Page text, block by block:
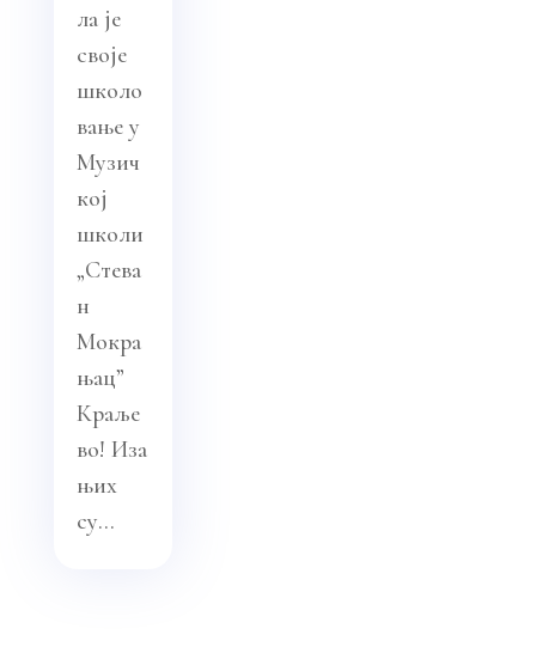
ла је
своје
школо
вање у
Музич
кој
школи
„Стева
н
Мокра
њац”
Краље
во! Иза
њих
су...